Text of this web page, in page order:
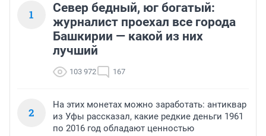
1
Север бедный, юг богатый:
журналист проехал все города
Башкирии — какой из них
лучший
103 972 167
2
На этих монетах можно заработать: антиквар
из Уфы рассказал, какие редкие деньги 1961
по 2016 год обладают ценностью